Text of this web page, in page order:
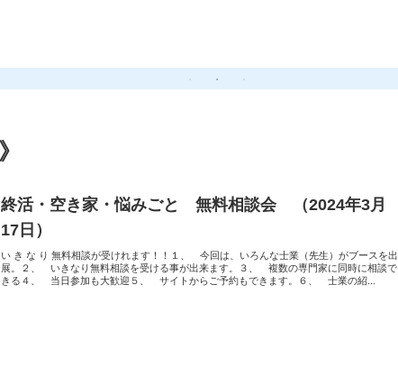
終活・空き家・悩みごと 無料相談会 （2024年3月
17日）
い き な り 無料相談が受けれます！！１、 今回は、いろんな士業（先生）がブースを出
展。２、 いきなり無料相談を受ける事が出来ます。３、 複数の専門家に同時に相談で
きる４、 当日参加も大歓迎５、 サイトからご予約もできます。６、 士業の紹...